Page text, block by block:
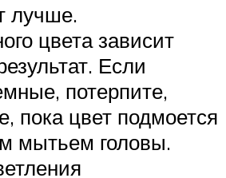
лучше.
цвета зависит
Если
потерпите,
пока цвет подмоется
мытьем головы.